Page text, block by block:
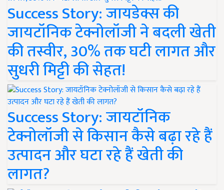
Success Story: जायडेक्स की
जायटॉनिक टेक्नोलॉजी ने बदली खेती
की तस्वीर, 30% तक घटी लागत और
सुधरी मिट्टी की सेहत!
Success Story: जायटॉनिक
टेक्नोलॉजी से किसान कैसे बढ़ा रहे हैं
उत्पादन और घटा रहे हैं खेती की
लागत?